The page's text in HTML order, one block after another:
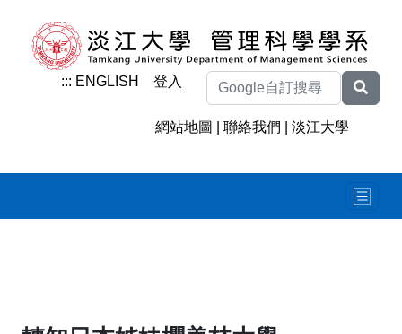
::: ENGLISH 登入
網站地圖 |聯絡我們 |淡江大學